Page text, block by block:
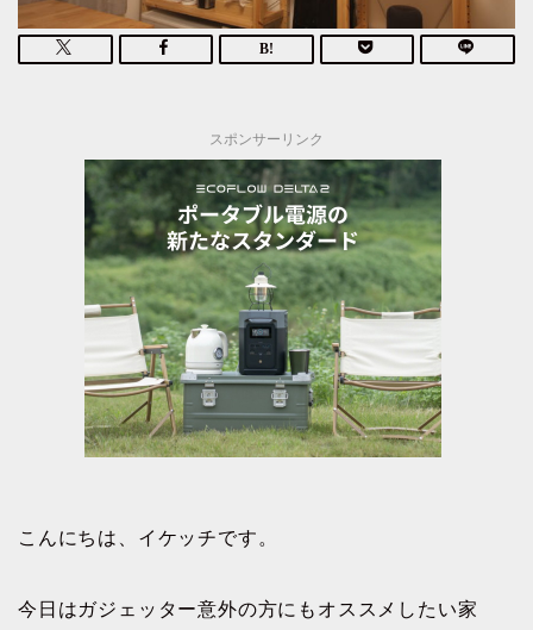
スポンサーリンク
こんにちは、イケッチです。
今日はガジェッター意外の方にもオススメしたい家